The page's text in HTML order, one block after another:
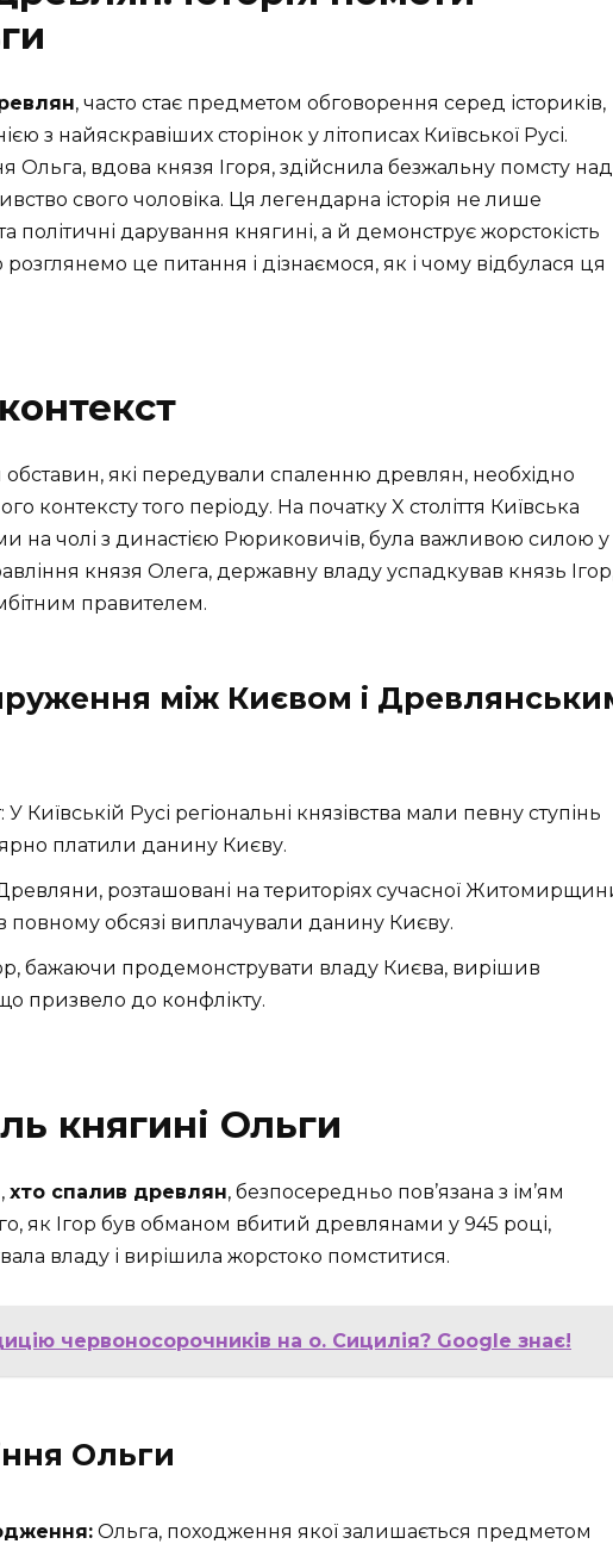
, часто стає предметом обговорення серед істориків,
з найяскравіших сторінок у літописах Київської Русі.
Ольга, вдова князя Ігоря, здійснила безжальну помсту над
свого чоловіка. Ця легендарна історія не лише
політичні дарування княгині, а й демонструє жорстокість
це питання і дізнаємося, як і чому відбулася ця
які передували спаленню древлян, необхідно
контексту того періоду. На початку X століття Київська
на чолі з династією Рюриковичів, була важливою силою у
князя Олега, державну владу успадкував князь
правителем.
між Києвом і
Київській Русі регіональні князівства мали певну ступінь
платили данину Києву.
розташовані на територіях сучасної
повному обсязі виплачували данину Києву.
бажаючи продемонструвати владу Києва, вирішив
призвело до конфлікту.
княгині Ольги
хто спалив древлян, безпосередньо пов’язана з ім’ям
як Ігор був обманом вбитий древлянами у 945 році,
владу і вирішила жорстоко помститися.
червоносорочників на о. Сицилія? Google знає!
Ольги
Ольга, походження якої залишається предметом